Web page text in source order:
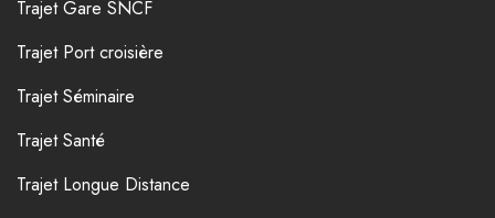
Trajet Gare SNCF
Trajet Port croisière
Trajet Séminaire
Trajet Santé
Trajet Longue Distance